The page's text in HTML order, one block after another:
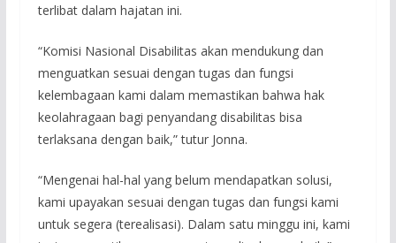
terlibat dalam hajatan ini.
“Komisi Nasional Disabilitas akan mendukung dan
menguatkan sesuai dengan tugas dan fungsi
kelembagaan kami dalam memastikan bahwa hak
keolahragaan bagi penyandang disabilitas bisa
terlaksana dengan baik,” tutur Jonna.
“Mengenai hal-hal yang belum mendapatkan solusi,
kami upayakan sesuai dengan tugas dan fungsi kami
untuk segera (terealisasi). Dalam satu minggu ini, kami